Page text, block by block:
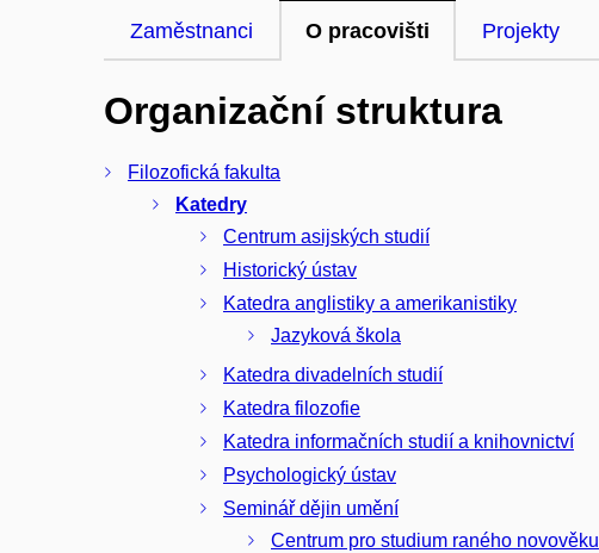
Zaměstnanci O pracovišti Projekty
Organizační struktura
Filozofická fakulta
Katedry
Centrum asijských studií
Historický ústav
Katedra anglistiky a amerikanistiky
Jazyková škola
Katedra divadelních studií
Katedra filozofie
Katedra informačních studií a knihovnictví
Psychologický ústav
Seminář dějin umění
Centrum pro studium raného novověku